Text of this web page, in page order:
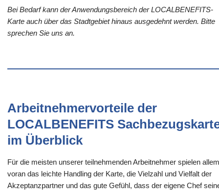
Bei Bedarf kann der Anwendungsbereich der LOCALBENEFITS-
Karte auch über das Stadtgebiet hinaus ausgedehnt werden. Bitte
sprechen Sie uns an.
Arbeitnehmervorteile der
LOCALBENEFITS
im Überblick
Für die meisten unserer teilnehmenden Arbeitnehmer spielen allem
voran das leichte Handling der Karte, die Vielzahl und Vielfalt der
Akzeptanzpartner und das gute Gefühl, dass der eigene Chef